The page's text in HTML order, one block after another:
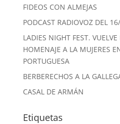
FIDEOS CON ALMEJAS
PODCAST RADIOVOZ DEL
LADIES NIGHT FEST.
HOMENAJE A LA MUJERES
PORTUGUESA
BERBERECHOS A LA
CASAL DE ARMÁN
Etiquetas